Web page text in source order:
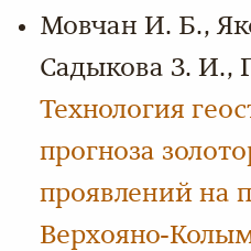
Мовчан И. Б.,
Садыкова З. И.,
Технология
прогноза
проявлений на
Верхояно-